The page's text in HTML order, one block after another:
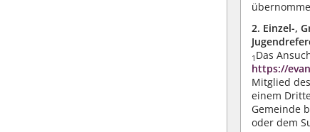
2. Einzel-,
1 Das
https://
Mitglied
einem
Gemeinde
oder dem